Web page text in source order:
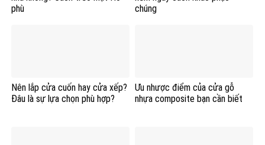
phù
chúng
Nên lắp cửa cuốn hay cửa xếp?
Đâu là sự lựa chọn phù hợp?
Ưu nhược điểm của cửa gỗ
nhựa composite bạn cần biết